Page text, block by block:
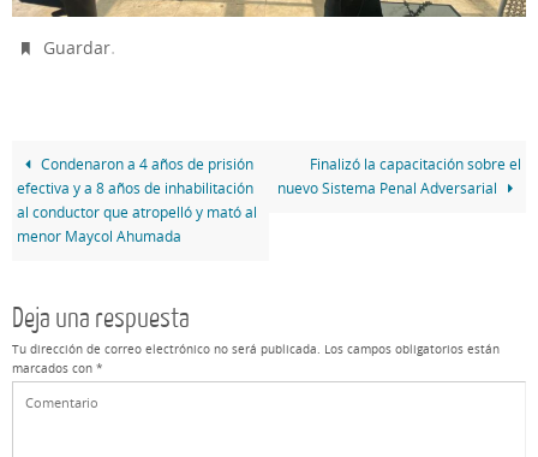
Guardar.
Condenaron a 4 años de prisión
efectiva y a 8 años de inhabilitación
al conductor que atropelló y mató al
menor Maycol Ahumada
Finalizó la capacitación sobre el
nuevo Sistema Penal Adversarial
Deja una respuesta
Tu dirección de correo electrónico no será publicada. Los campos obligatorios están
marcados con *